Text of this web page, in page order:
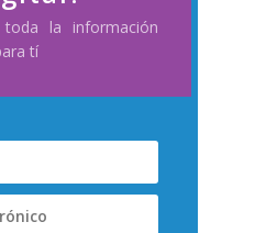
toda la información
tí